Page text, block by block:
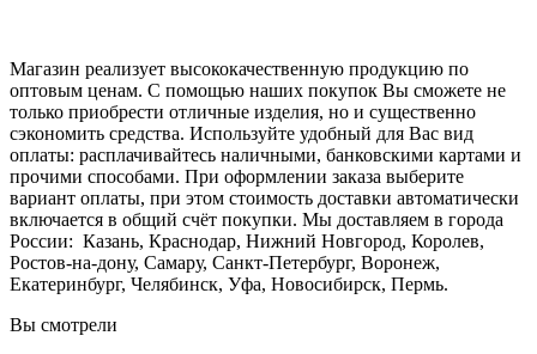
Магазин реализует высококачественную продукцию по
оптовым ценам. С помощью наших покупок Вы сможете не
только приобрести отличные изделия, но и существенно
сэкономить средства. Используйте удобный для Вас вид
оплаты: расплачивайтесь наличными, банковскими картами и
прочими способами. При оформлении заказа выберите
вариант оплаты, при этом стоимость доставки автоматически
включается в общий счёт покупки. Мы доставляем в города
России: Казань, Краснодар, Нижний Новгород, Королев,
Ростов-на-дону, Самару, Санкт-Петербург, Воронеж,
Екатеринбург, Челябинск, Уфа, Новосибирск, Пермь.
Вы смотрели